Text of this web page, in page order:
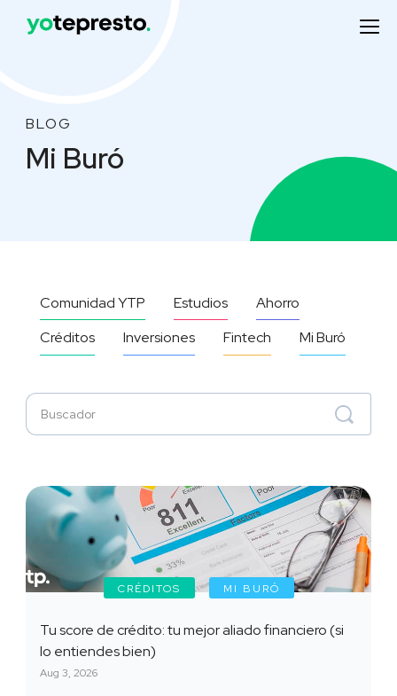
BLOG
Mi Buró
Comunidad YTP Estudios
Ahorro
Créditos
Inversiones Fintech Mi Buró
CRÉDITOS MI BURÓ
Tu score de crédito: tu mejor aliado financiero (si
lo entiendes bien)
Aug 3, 2026